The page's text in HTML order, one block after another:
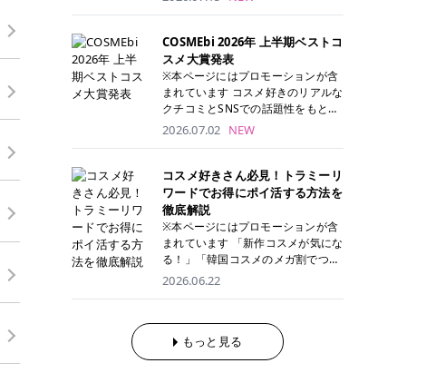
粧水は液体タイプのため、コットン
整しやすく、お気に入りの化粧水を
使いたい方やコストを抑えて続けた
い方にもおすすめです。 トナーパッ
ドのメリット トナーパッドは、角質
ケア・保湿ケア・部分用パックまで
1枚で行える便利なスキンケアアイ
テムです。 ここでは、トナーパッド
す。 古い角質や皮脂汚れをやさしく
オフ トナーパッドを使用すること
で、洗顔だけでは落としきれない古
い角質や余分な皮脂汚れをやさしく
拭き取り、なめらかな肌へ整えま
す。 保湿ケアまで1枚でできる 保湿
成分を配合したトナーパッドなら、
ケアにもぴったりです。 部分パック
としても使える 多くのトナーパッド
は、乾燥が気になる頬や額、小鼻な
ト> レジーナクリニック 52,800円
(税込)/5回 99,000円(税込)/5回 ジェ
ントルシリーズを選べるため、脱毛
機にこだわりたい方におすすめ！ ジ
ェントルマックスプロ ジェントルマ
ックスプロプラス ジェントルレーズ
プロ ソプラノチタニウム 公式サイ
ト> エミナルクリニック 49,500円
(税込)/6回 93,500円(税込)/6回 エミ
定！月々払いも安くて通いやすい ク
リスタルプロ 公式サイト> リゼクリ
ニック 109,800円(税込)/5回 144,80
0円(税込)/5回 毛質に合わせて脱毛
機を選択可能！有効期限も5年と長
くマイペースに通いやすい ラシャ
メディオスターNeXT PRO ジェント
ルYAGプロ 公式サイト> ｜そもそも
うの？ 脱毛を考えたときに、まず悩
むのが「医療脱毛とエステ脱毛、ど
っちがいいの？」ということではな
後までチェックして、ご自身にぴっ
ください！ クリニック 全身＋VIO
全身＋VIO＋顔 特徴 脱毛器 詳細 フ
レイアクリニック 52,800円(税込)/5
回 94,600円(税込)/5回 肌への負担
に配慮しながら、コストパフォーマ
ンスも重視したい方に！ メディオス
ターモノリス メディオスターNeXT
PRO 公式サイト> レジーナクリニッ
ク 52,800円(税込)/5回 99,000円(税
込)/5回 ジェントルシリーズを選べ
るため、脱毛機にこだわりたい方に
おすすめ！ ジェントルマックスプロ
ジェントルマックスプロプラス ジェ
ントルレーズプロ ソプラノチタニウ
ム 公式サイト> エミナルクリニック
49,500円(税込)/6回 93,500円(税
込)/6回 エミナルクリニックの始め
通いやすい クリスタルプロ 公式サ
イト> リゼクリニック 109,800円(税
込)/5回 144,800円(税込)/5回 毛質に
湿ケアも叶えられることから、SNS
でも話題の人気リップです。 「自分
にはどのカラーが似合う？」「イエ
ベ・ブルベ別のおすすめは？」と気
になっている方も多いのではないで
とともにご紹介！それぞれの色味や
なメイクに合うのかまで詳しく解説
します✨ ※メイクアップ効果による
CANMAKE むちぷるティントとは？
CANMAKE むちぷるティントは、テ
ィント・プランパー・保湿ケアを1
本で叶えるリップです。 するすると
塗れるなめらかなテクスチャーで、
縦ジワをカバーしながら、むっちり
としたツヤのある唇を演出します。
るため、乾燥しにくくデイリー使い
にもぴったり！ アイテム詳細を見る
COSMEbi 2026年 上半期ベストコ
スメ大賞発表
※本ページにはプロモーションが含
まれています コスメ好きのリアルな
クチコミとSNSでの話題性をもとに
選出された、COSMEbi 2026年上半
た名品たちを、カテゴリ別にご紹介
します。 本記事では、2025年11月
～2026年4月までの半年間におい
て、COSMEbi内でのクチコミとSN
Sでの話題性を元に選出されたコス
メやスキンケアなどの化粧品を「総
国コスメ」に分けて1位～3位までを
ランキング形式で発表！ 2026年上
半期 総合大賞 AMUSE（アミュー
ズ）「 ジェルフィットグロス」 👑
「ジェルフィットグロス」の特徴 唇
2026.07.02 NEW
コスメ好きさん必見！トラミーリ
ワードでお得にポイ活する方法を
徹底解説
※本ページにはプロモーションが含
まれています 「新作コスメが気にな
る！」「韓国コスメのメガ割でつい
買いすぎてしまう……」 そんな美容
を少し工夫するだけでポイントを貯
められるため、コスメやスキンケア
にかかる費用を少しでも抑えたい方
2026.06.22
もっと見る